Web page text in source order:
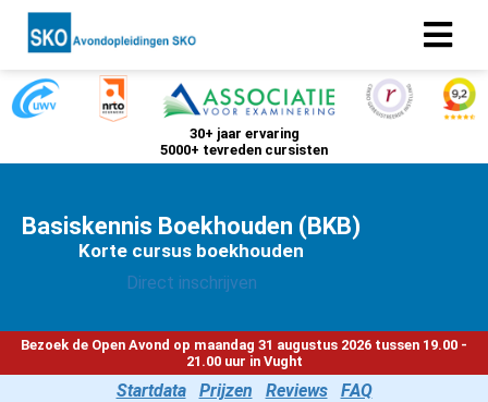
30+ jaar ervaring
5000+ tevreden cursisten
Basiskennis Boekhouden (BKB)
Korte cursus boekhouden
Direct inschrijven
Bezoek de Open Avond op maandag 31 augustus 2026 tussen 19.00 -
21.00 uur in Vught
Startdata Prijzen Reviews FAQ
om